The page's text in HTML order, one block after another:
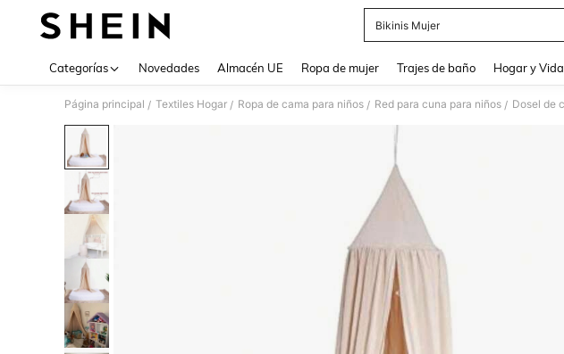
Bikinis Mujer
Categorías Novedades Almacén UE Ropa de mujer Trajes de baño Hogar y Vida
Página principal / Textiles Hogar / Ropa de cama para niños / Red para cuna para niños /